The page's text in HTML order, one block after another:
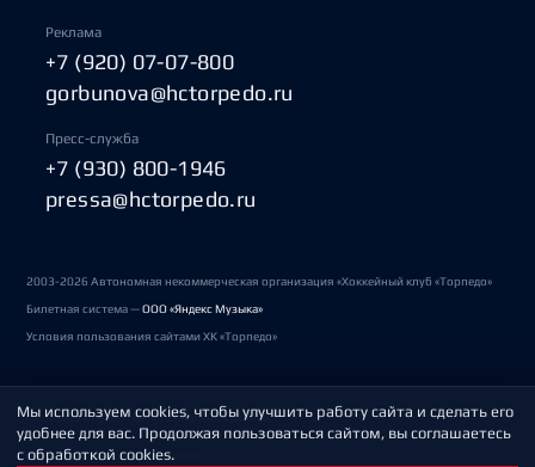
Реклама
+7 (920) 07-07-800
gorbunova@hctorpedo.ru
Пресс-служба
+7 (930) 800-1946
pressa@hctorpedo.ru
2003-2026 Автономная некоммерческая организация «Хоккейный клуб «Торпедо»
Билетная система —ООО «Яндекс Музыка»
Условия пользования сайтами ХК «Торпедо»
Политика обработки персональных данных
Пользовательское соглашение
Мы используем cookies, чтобы улучшить работу сайта и сделать его
удобнее для вас. Продолжая пользоваться сайтом, вы соглашаетесь
с обработкой cookies.